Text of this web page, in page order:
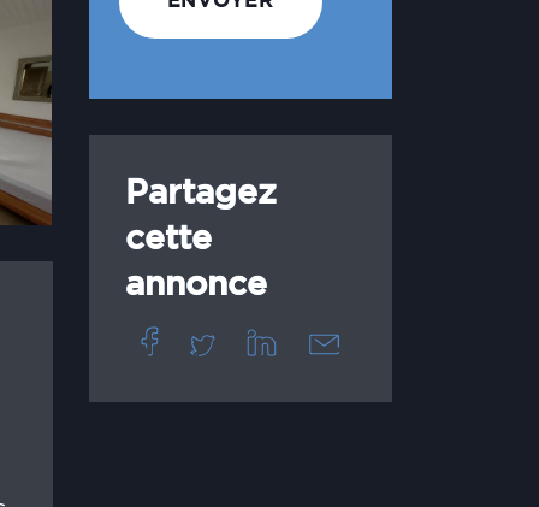
Partagez
cette
annonce